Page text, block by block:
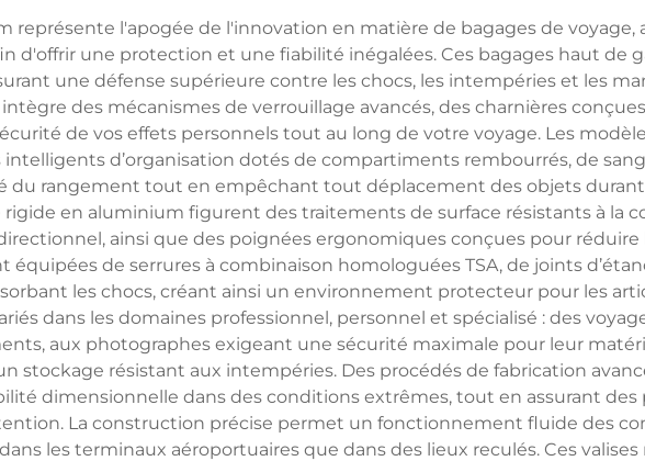
représente l'apogée de l'innovation en matière de bagages de
d'offrir une protection et une fiabilité inégalées. Ces bagages haut de
une défense supérieure contre les chocs, les intempéries et les
des mécanismes de verrouillage avancés, des charnières
de vos effets personnels tout au long de votre voyage. Les
d’organisation dotés de compartiments rembourrés, de
du rangement tout en empêchant tout déplacement des objets durant
en aluminium figurent des traitements de surface résistants à la
ainsi que des poignées ergonomiques conçues pour
équipées de serrures à combinaison homologuées TSA, de joints
les chocs, créant ainsi un environnement protecteur pour les
dans les domaines professionnel, personnel et spécialisé : des
aux photographes exigeant une sécurité maximale pour leur
stockage résistant aux intempéries. Des procédés de fabrication
dimensionnelle dans des conditions extrêmes, tout en assurant
La construction précise permet un fonctionnement fluide des
les terminaux aéroportuaires que dans des lieux reculés. Ces